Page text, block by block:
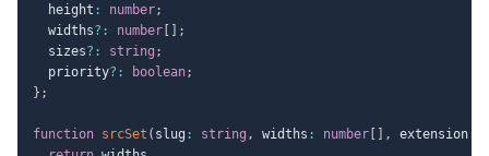
  height
: number;
  widths
? : number
;
  sizes
? : string ;
  priority
? : boolean;
} ;
function srcSet ( slug : string , widths : number , extension